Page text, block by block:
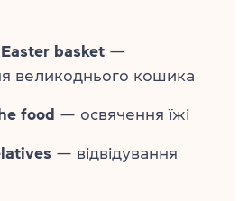
basket —
великоднього кошика
food — освячення їжі
— відвідування